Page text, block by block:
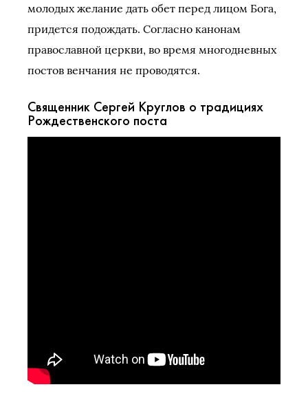
молодых желание дать обет перед лицом Бога,
придется подождать. Согласно канонам
православной церкви, во время многодневных
постов венчания не проводятся.
Священник Сергей Круглов о традициях
Рождественского поста